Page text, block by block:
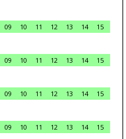
09 10 11 12 13 14
15
09 10 11 12 13 14
15
09 10 11 12 13 14
15
09 10 11 12 13 14
15